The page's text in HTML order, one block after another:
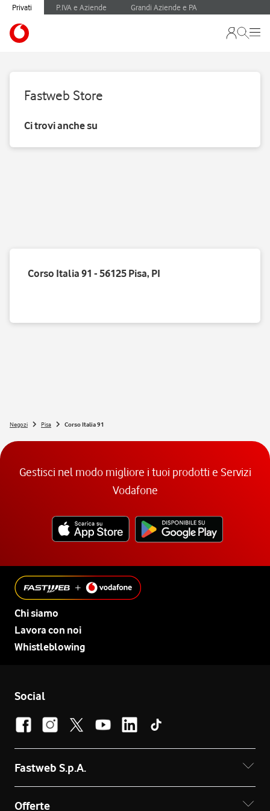
Privati P.IVA e Aziende Grandi Aziende e PA
Fastweb Store
Ci trovi anche su
Corso Italia 91 - 56125 Pisa, PI
Negozi Pisa Corso Italia 91
Gestisci nel modo migliore i tuoi prodotti e Servizi
Vodafone
Chi siamo
Lavora con noi
Whistleblowing
Social
Fastweb S.p.A.
Offerte